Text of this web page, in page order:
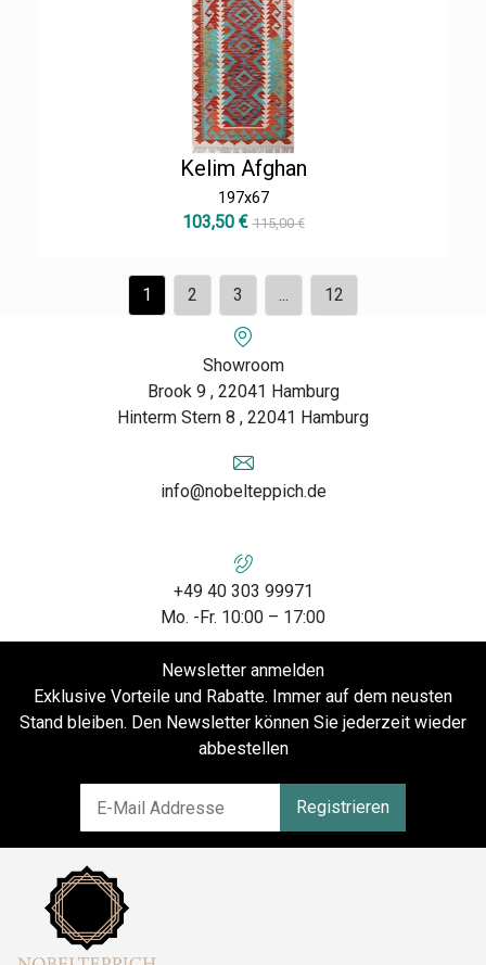
Kelim Afghan
197x67
103,50 € 115,00 €
1 2 3 ... 12
Showroom
Brook 9 , 22041 Hamburg
Hinterm Stern 8 , 22041 Hamburg
info@nobelteppich.de
+49 40 303 99971
Mo. -Fr. 10:00 – 17:00
Newsletter anmelden
Exklusive Vorteile und Rabatte. Immer auf dem neusten
Stand bleiben. Den Newsletter können Sie jederzeit wieder
abbestellen
Registrieren